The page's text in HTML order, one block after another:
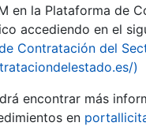
en la Plataforma de
accediendo en el
Contratación del
)
encontrar más
en